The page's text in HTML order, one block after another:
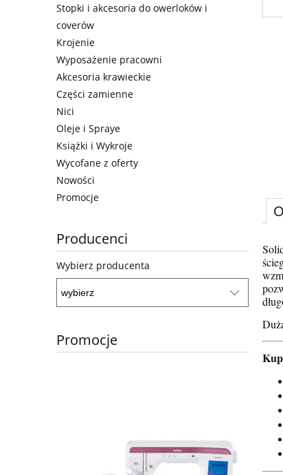
Stopki i akcesoria do owerloków i
coverów
Krojenie
Wyposażenie pracowni
Akcesoria krawieckie
Części zamienne
Nici
Oleje i Spraye
Książki i Wykroje
Wycofane z oferty
Nowości
Promocje
Producenci
Wybierz producenta
Promocje